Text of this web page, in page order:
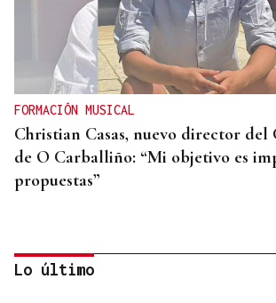
FORMACIÓN MUSICAL
Christian Casas, nuevo director del
de O Carballiño: “Mi objetivo es
propuestas”
Lo último